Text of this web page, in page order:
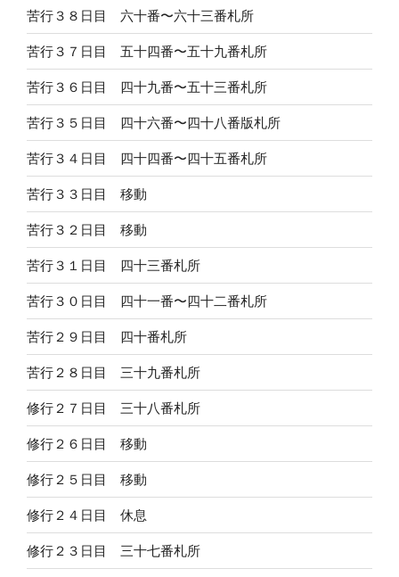
苦行３８日目 六十番〜六十三番札所
苦行３７日目 五十四番〜五十九番札所
苦行３６日目 四十九番〜五十三番札所
苦行３５日目 四十六番〜四十八番版札所
苦行３４日目 四十四番〜四十五番札所
苦行３３日目 移動
苦行３２日目 移動
苦行３１日目 四十三番札所
苦行３０日目 四十一番〜四十二番札所
苦行２９日目 四十番札所
苦行２８日目 三十九番札所
修行２７日目 三十八番札所
修行２６日目 移動
修行２５日目 移動
修行２４日目 休息
修行２３日目 三十七番札所